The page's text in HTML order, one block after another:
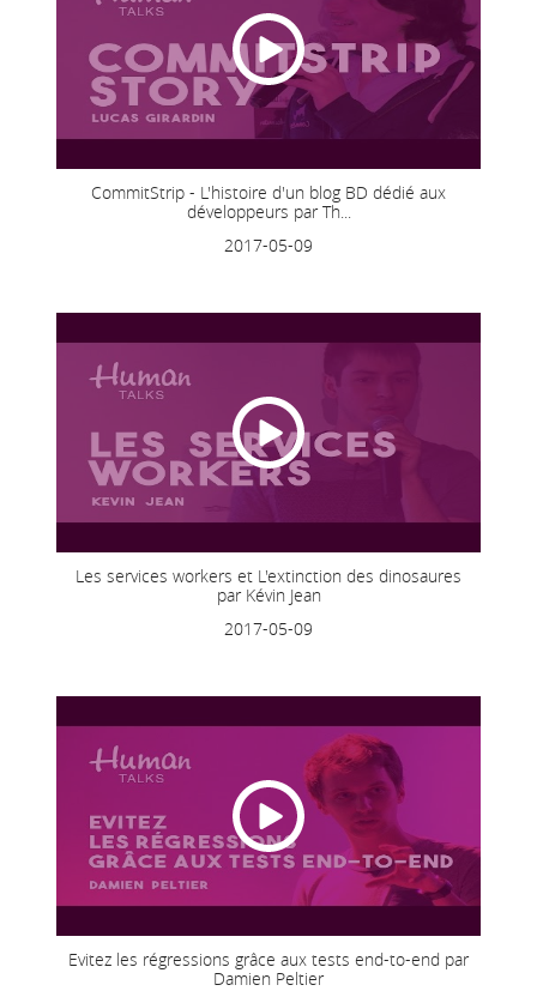
CommitStrip - L'histoire d'un blog BD dédié aux
développeurs par Th...
2017-05-09
Les services workers et L'extinction des dinosaures
par Kévin Jean
2017-05-09
Evitez les régressions grâce aux tests end-to-end par
Damien Peltier